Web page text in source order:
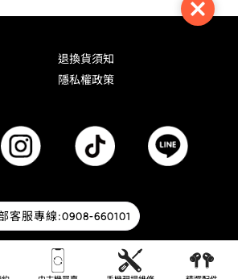
退換貨須知
隱私權政策
客服專線:0908-660101
by HOWMAI Tech .
Close